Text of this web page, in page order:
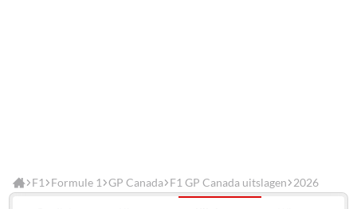
F1 Formule 1 GP Canada F1 GP Canada uitslagen 2026